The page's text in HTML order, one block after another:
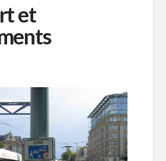
et